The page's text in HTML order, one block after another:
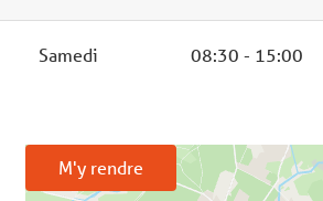
Samedi 08:30 - 15:00
M'y rendre